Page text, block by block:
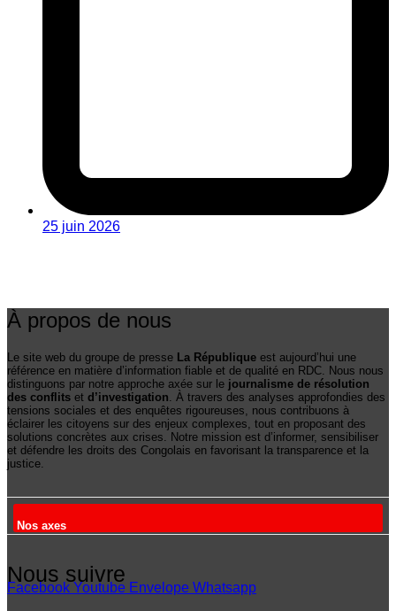
25 juin 2026
À propos de nous
Le site web du groupe de presse La République est aujourd’hui une
référence en matière d’information fiable et de qualité en RDC. Nous nous
distinguons par notre approche axée sur le journalisme de résolution
des conflits et d’investigation . À travers des analyses approfondies des
tensions sociales et des enquêtes rigoureuses, nous contribuons à
éclairer les citoyens sur des enjeux complexes, tout en proposant des
solutions concrètes aux crises. Notre mission est d’informer, sensibiliser
et défendre les droits des Congolais en favorisant la transparence et la
justice.
Nos axes
Nous suivre
Facebook Youtube Envelope Whatsapp